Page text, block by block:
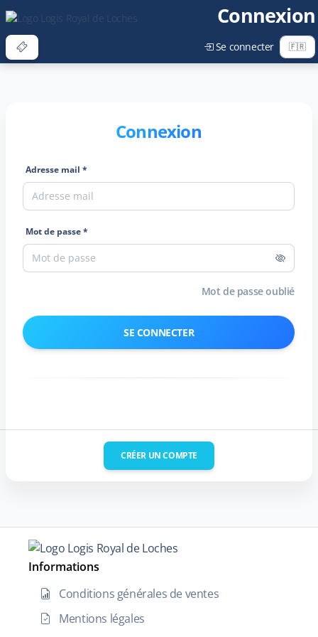
Connexion
Se connecter
Connexion
Adresse mail *
Mot de passe *
Mot de passe oublié
CRÉER UN COMPTE
Informations
Conditions générales de ventes
Mentions légales